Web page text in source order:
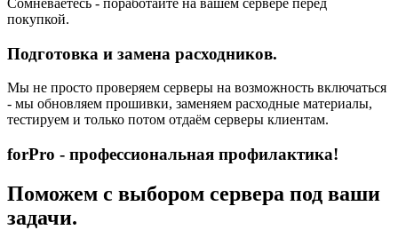
покупкой.
Подготовка и замена расходников.
Мы не просто проверяем серверы на возможность включаться
- мы обновляем прошивки, заменяем расходные материалы,
тестируем и только потом отдаём серверы клиентам.
forPro - профессиональная профилактика!
Поможем с выбором сервера под ваши
задачи.